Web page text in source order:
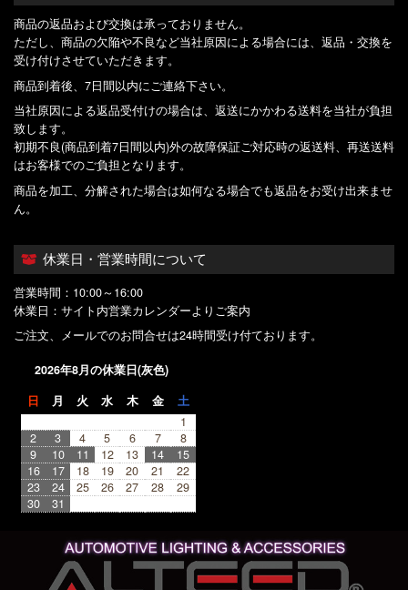
商品の返品および交換は承っておりません。
ただし、商品の欠陥や不良など当社原因による場合には、返品・交換を
受け付けさせていただきます。
商品到着後、7日間以内にご連絡下さい。
当社原因による返品受付けの場合は、返送にかかわる送料を当社が負担
致します。
初期不良(商品到着7日間以内)外の故障保証ご対応時の返送料、再送送料
はお客様でのご負担となります。
商品を加工、分解された場合は如何なる場合でも返品をお受け出来ませ
ん。
休業日・営業時間について
営業時間：10:00～16:00
休業日：サイト内営業カレンダーよりご案内
ご注文、メールでのお問合せは24時間受け付ております。
2026年8月の休業日(灰色)
日 月 火 水 木 金 土
1
2
3 4 5 6 7
8
9
10 11 12 13 14
15
16
17 18 19 20 21
22
23
24 25 26 27 28
29
30
31